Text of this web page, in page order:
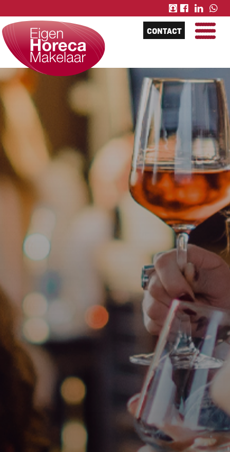
CONTACT